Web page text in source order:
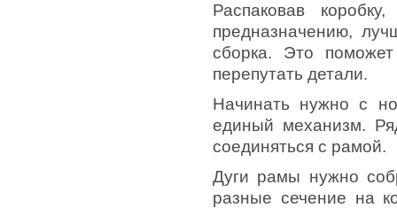
Распаковав
предназначению,
сборка. Это
перепутать детали.
Начинать нужно с
единый механизм.
соединяться с рамой.
Дуги рамы нужно
разные сечение на